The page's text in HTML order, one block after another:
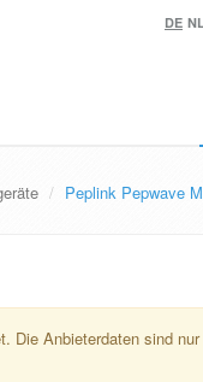
DE
Peplink Pepwave
Die Anbieterdaten sind